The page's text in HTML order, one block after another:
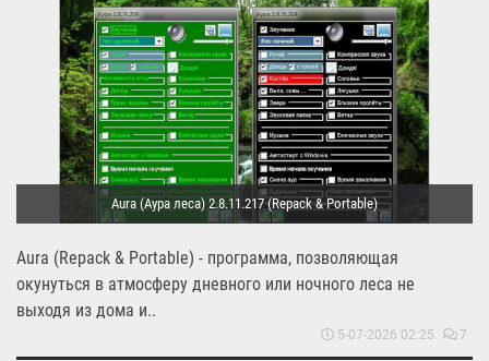
Aura (Аура леса) 2.8.11.217 (Repack & Portable)
Aura (Repack & Portable) - программа, позволяющая
окунуться в атмосферу дневного или ночного леса не
выходя из дома и..
5-07-2026 02:25 7